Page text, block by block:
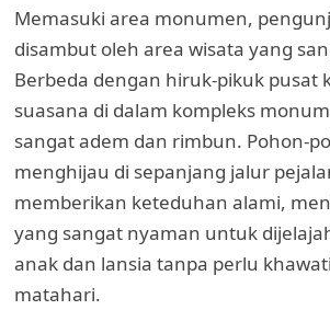
Memasuki area monumen,
disambut oleh area wisata yang
Berbeda dengan hiruk-pikuk pusat
suasana di dalam kompleks
sangat adem dan rimbun. Pohon-
menghijau di sepanjang jalur
memberikan keteduhan alami,
yang sangat nyaman untuk
anak dan lansia tanpa perlu
matahari.